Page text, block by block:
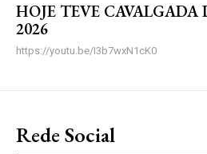
HOJE TEVE CAVALGADA
2026
https://youtu.be/I3b7wxN1cK0
Rede Social